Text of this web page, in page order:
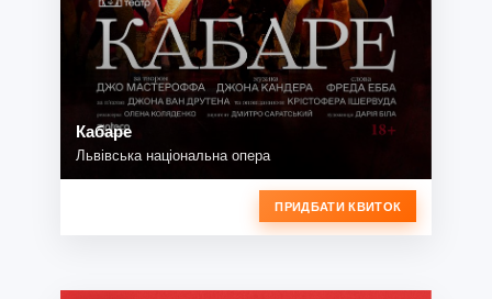
Кабаре
Львівська національна опера
ПРИДБАТИ КВИТОК